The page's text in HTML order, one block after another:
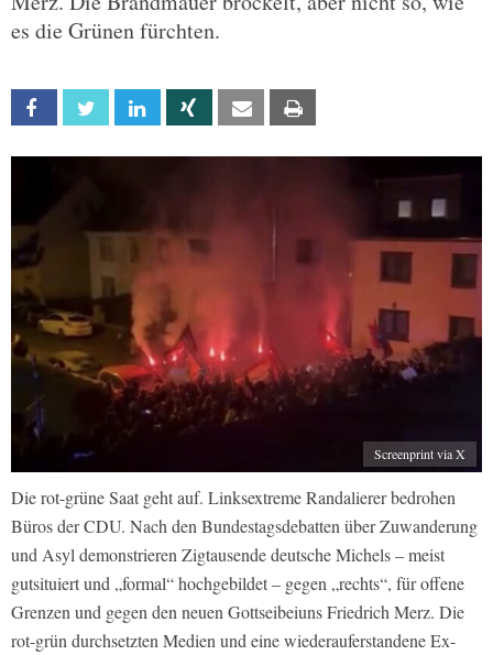
es die Grünen fürchten.
Facebook Twitter Linkedin Xing Email
Screenprint via X
Die rot-grüne Saat geht auf. Linksextreme Randalierer bedrohen
Büros der CDU. Nach den Bundestagsdebatten über Zuwanderung
und Asyl demonstrieren Zigtausende deutsche Michels – meist
gutsituiert und „formal“ hochgebildet – gegen „rechts“, für offene
Grenzen und gegen den neuen Gottseibeiuns Friedrich Merz. Die
rot-grün durchsetzten Medien und eine wiederauferstandene Ex-